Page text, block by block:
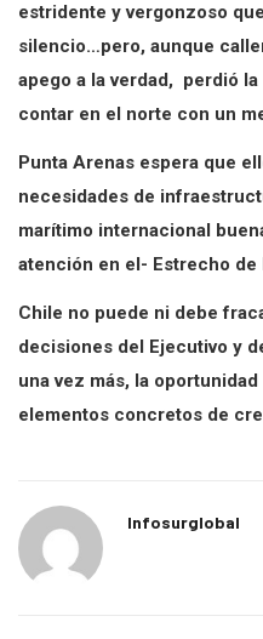
estridente y vergonzoso
silencio…pero, aunque
apego a la verdad, perdió
contar en el norte con un
Punta Arenas espera que
necesidades de
marítimo internacional
atención en el- Estrecho de
Chile no puede ni debe
decisiones del Ejecutivo y
una vez más, la
elementos concretos de
Infosurglobal